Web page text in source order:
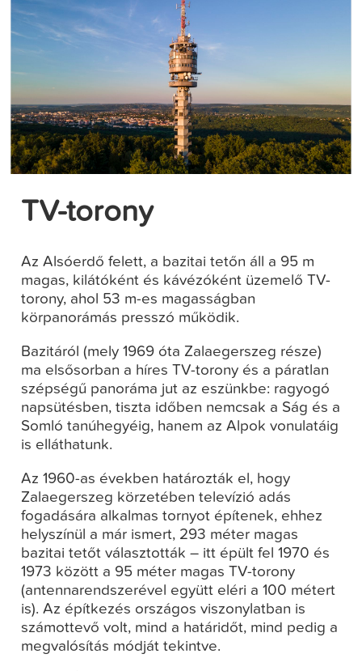
TV-torony
Az Alsóerdő felett, a bazitai tetőn áll a 95 m
magas, kilátóként és kávézóként üzemelő TV-
torony, ahol 53 m-es magasságban
körpanorámás presszó működik.
Bazitáról (mely 1969 óta Zalaegerszeg része)
ma elsősorban a híres TV-torony és a páratlan
szépségű panoráma jut az eszünkbe: ragyogó
napsütésben, tiszta időben nemcsak a Ság és a
Somló tanúhegyéig, hanem az Alpok vonulatáig
is elláthatunk.
Az 1960-as években határozták el, hogy
Zalaegerszeg körzetében televízió adás
fogadására alkalmas tornyot építenek, ehhez
helyszínül a már ismert, 293 méter magas
bazitai tetőt választották – itt épült fel 1970 és
1973 között a 95 méter magas TV-torony
(antennarendszerével együtt eléri a 100 métert
is). Az építkezés országos viszonylatban is
számottevő volt, mind a határidőt, mind pedig a
megvalósítás módját tekintve.